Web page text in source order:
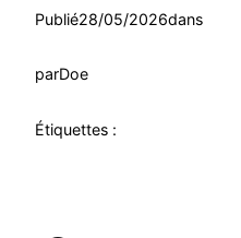
Publié28/05/2026dans
parDoe
Étiquettes :